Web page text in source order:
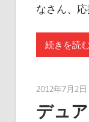
なさん、
続きを読む
2012年7月2日
デュ